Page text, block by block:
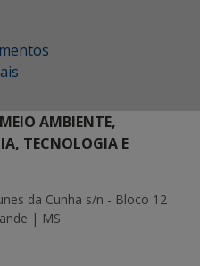
AMBIENTE,
TECNOLOGIA E
da Cunha s/n - Bloco 12
| MS